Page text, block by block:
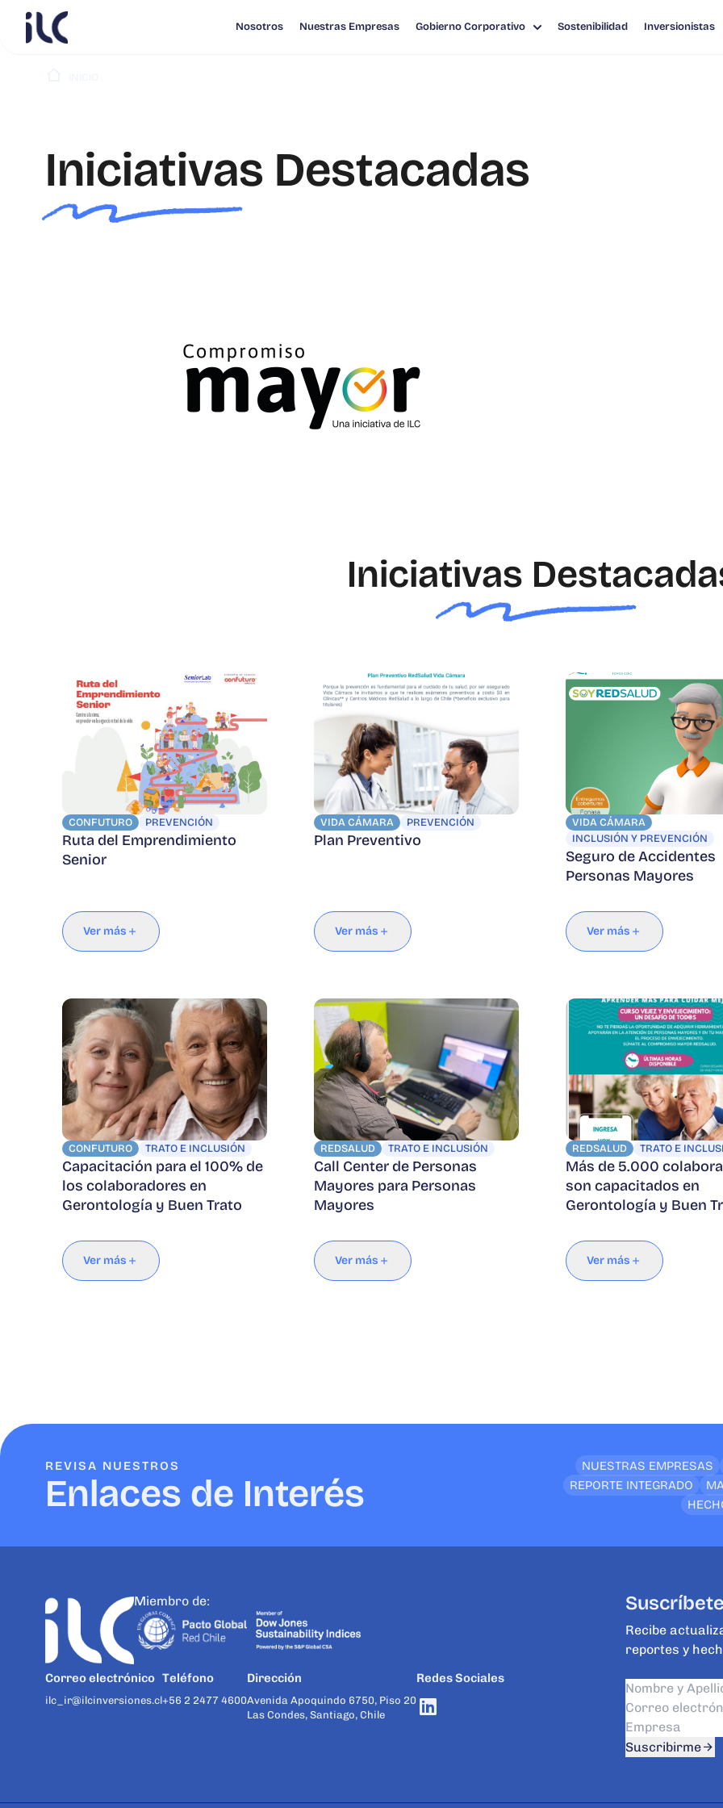
Nosotros Nuestras Empresas Gobierno Corporativo Sostenibilidad Inversionistas
Iniciativas Destacadas
Iniciativas
CONFUTURO PREVENCIÓN
Ruta del Emprendimiento
Senior
Ver más
VIDA CÁMARA PREVENCIÓN
Plan Preventivo
Ver más
VIDA CÁMARA
INCLUSIÓN Y PREVENCIÓN
Seguro de Accidentes
Personas Mayores
Ver más
CONFUTURO TRATO E INCLUSIÓN
Capacitación para el 100% de
los colaboradores en
Gerontología y Buen Trato
Ver más
REDSALUD TRATO E INCLUSIÓN
Call Center de Personas
Mayores para Personas
Mayores
Ver más
REDSALUD TRATO E
Más de 5.000
son capacitados en
Gerontología y Buen
Ver más
Enlaces de Interés
REVISA NUESTROS
NUESTRAS EMPRESAS
REPORTE INTEGRADO
Miembro de:
Correo electrónico
ilc_ir@ilcinversiones.cl
Teléfono
+56 2 2477 4600
Dirección
Avenida Apoquindo 6750, Piso 20
Las Condes, Santiago, Chile
Redes Sociales
Recibe
reportes y
Suscribirme